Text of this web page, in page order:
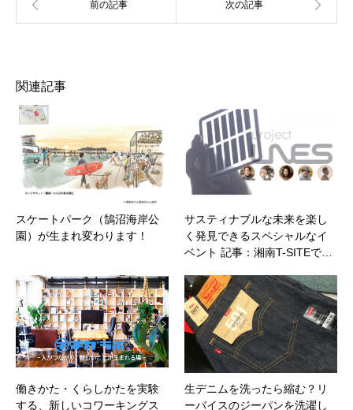
関連記事
スケートパーク（鵠沼海岸公
園）が生まれ変わります！
サスティナブルな未来を楽し
く発見できるスペシャルなイ
ベント 記事：湘南T-SITEで…
働きかた・くらしかたを実験
する、新しいコワーキングス
生デニムを洗ったら縮む？リ
ーバイスのジーパンを洗濯し